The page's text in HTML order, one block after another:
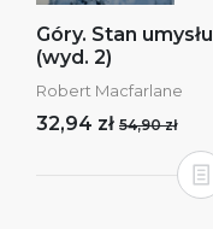
Góry. Stan umysłu
(wyd. 2)
Robert Macfarlane
32,94 zł 54,90 zł